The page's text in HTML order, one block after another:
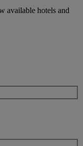
available hotels and